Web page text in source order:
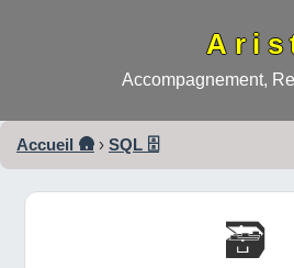
Accompagnement,
Accueil 🛖 › SQL 🗄️
🗃️